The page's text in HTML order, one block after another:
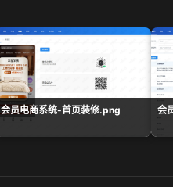
会员电商系统-首页装修.png 会